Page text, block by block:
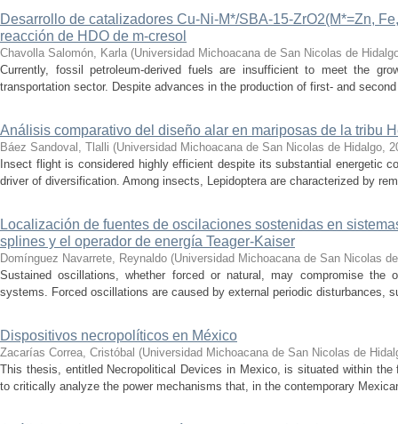
Desarrollo de catalizadores Cu-Ni-M*/SBA-15-ZrO2(M*=Zn,
reacción de HDO de m-cresol
Chavolla Salomón, Karla (Universidad Michoacana de San Nicolas de
Currently, fossil petroleum-derived fuels are insufficient to meet the
transportation sector. Despite advances in the production of first- and
Análisis comparativo del diseño alar en mariposas de la tribu
Báez Sandoval, Tlalli (Universidad Michoacana de San Nicolas de Hidalgo,
Insect flight is considered highly efficient despite its substantial energetic
driver of diversification. Among insects, Lepidoptera are characterized by
Localización de fuentes de oscilaciones sostenidas en
splines y el operador de energía Teager-Kaiser
Domínguez Navarrete, Reynaldo (Universidad Michoacana de San Nicolas
Sustained oscillations, whether forced or natural, may compromise the
systems. Forced oscillations are caused by external periodic disturbances,
Dispositivos necropolíticos en México
Zacarías Correa, Cristóbal (Universidad Michoacana de San Nicolas de
This thesis, entitled Necropolitical Devices in Mexico, is situated within
to critically analyze the power mechanisms that, in the contemporary